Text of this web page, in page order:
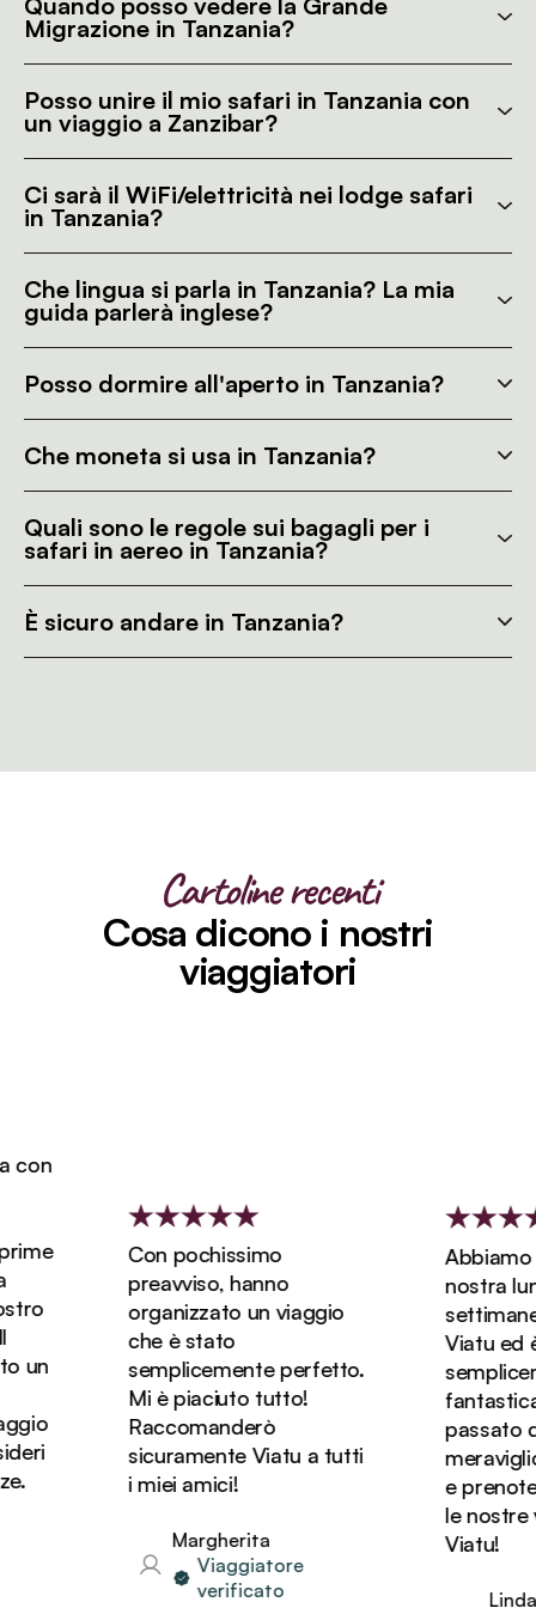
Migrazione in Tanzania?
Posso unire il mio safari in Tanzania con
un viaggio a Zanzibar?
Ci sarà il WiFi/elettricità nei lodge safari
in Tanzania?
Che lingua si parla in Tanzania? La mia
guida parlerà inglese?
Posso dormire all'aperto in Tanzania?
Che moneta si usa in Tanzania?
Quali sono le regole sui bagagli per i
safari in aereo in Tanzania?
È sicuro andare in Tanzania?
Cartoline recenti
Cosa dicono i nostri
viaggiatori
Con pochissimo
preavviso, hanno
organizzato un viaggio
che è stato
semplicemente perfetto.
Mi è piaciuto tutto!
Raccomanderò
sicuramente Viatu a tutti
i miei amici!
Margherita
Viaggiatore
verificato
Abbiamo
nostra
settimane
Viatu ed è
passato
e
le nostre
Viatu!
Linda